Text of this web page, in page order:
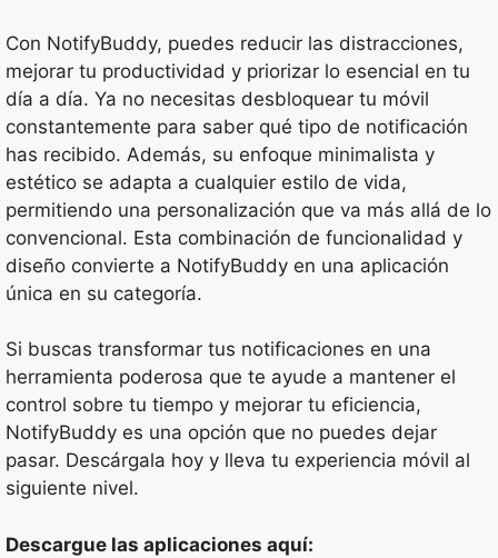
Con NotifyBuddy, puedes reducir las distracciones,
mejorar tu productividad y priorizar lo esencial en tu
día a día. Ya no necesitas desbloquear tu móvil
constantemente para saber qué tipo de notificación
has recibido. Además, su enfoque minimalista y
estético se adapta a cualquier estilo de vida,
permitiendo una personalización que va más allá de lo
convencional. Esta combinación de funcionalidad y
diseño convierte a NotifyBuddy en una aplicación
única en su categoría.
Si buscas transformar tus notificaciones en una
herramienta poderosa que te ayude a mantener el
control sobre tu tiempo y mejorar tu eficiencia,
NotifyBuddy es una opción que no puedes dejar
pasar. Descárgala hoy y lleva tu experiencia móvil al
siguiente nivel.
Descargue las aplicaciones aquí: